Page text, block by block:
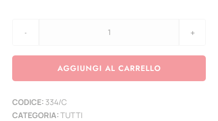
Custodia
AGGIUNGI AL CARRELLO
CODICE: 334/C
CATEGORIA:TUTTI